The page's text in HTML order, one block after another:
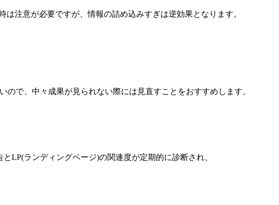
注意が必要ですが、情報の詰め込みすぎは逆効果となります。
で、中々成果が見られない際には見直すことをおすすめします。
LP(ランディングページ)の関連度が定期的に診断され、